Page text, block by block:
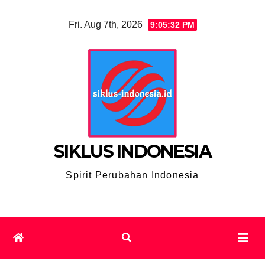
Fri. Aug 7th, 2026 9:05:33 PM
SIKLUS INDONESIA
Spirit Perubahan Indonesia